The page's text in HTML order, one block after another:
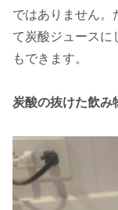
ではありません。
て炭酸ジュースに
もできます。
炭酸の抜けた飲み